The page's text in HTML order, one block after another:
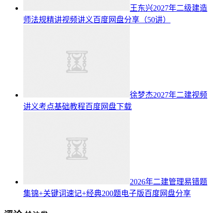
王东兴2027年二级建造
师法规精讲视频讲义百度网盘分享（50讲）
徐梦杰2027年二建视频
讲义考点基础教程百度网盘下载
2026年二建管理易错题
集锦+关键词速记+经典200题电子版百度网盘分享